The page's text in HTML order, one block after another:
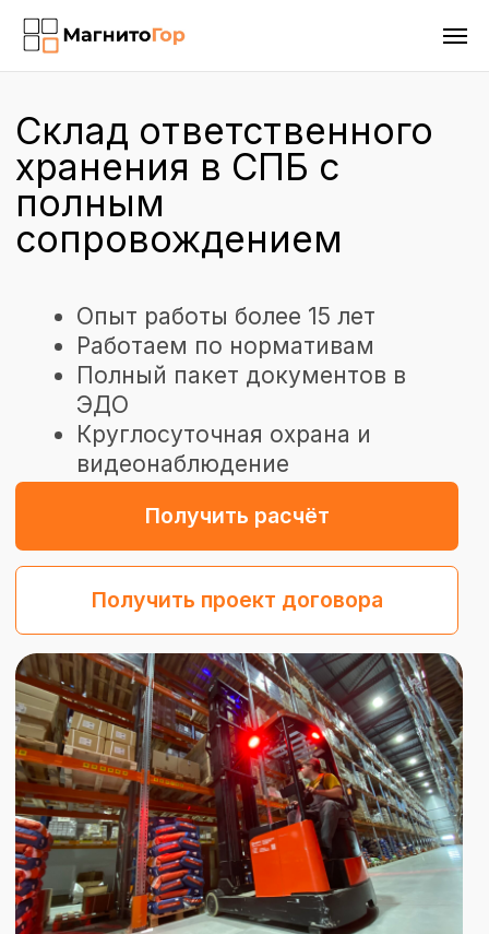
хранения в СПБ с
полным
сопровождением
Работаем по нормативам
Круглосуточная охрана и
видеонаблюдение
Теплый склад класса А+
Получить расчёт
Получить проект договора
Отвечаем за сроки
рублём
ГАРАНТИИ СЕРВИСА
01 Нормативы приемки
Работаем по соглашению об уровне
сервиса, закреплённому в
договоре. Нормативы по приёмке,
отгрузке и комплектации, не
уложились — заплатим штраф